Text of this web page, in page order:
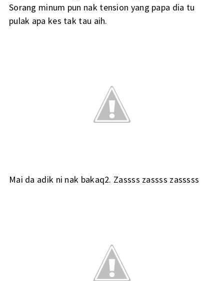
Sorang minum pun nak tension yang papa dia tu
pulak apa kes tak tau aih.
Mai da adik ni nak bakaq2. Zassss zassss zasssss